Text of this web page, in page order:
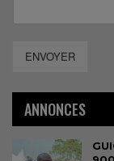
ENVOYER
ANNONCES